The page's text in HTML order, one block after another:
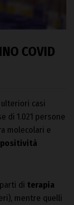
COVID
ulteriori casi
di 1.021 persone
molecolari e
di terapia
mentre quelli